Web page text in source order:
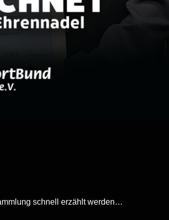
schnell erzählt werden…